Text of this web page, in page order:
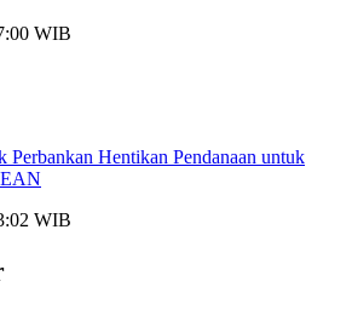
WIB
Perbankan Hentikan Pendanaan untuk
WIB